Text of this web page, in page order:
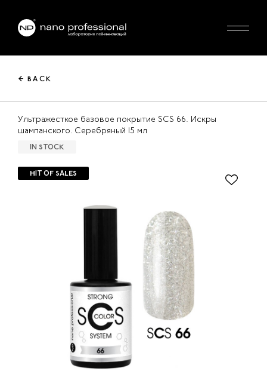
← BACK
Ультражесткое базовое покрытие SCS 66. Искры
шампанского. Серебряный 15 мл
IN STOCK
HIT OF SALES